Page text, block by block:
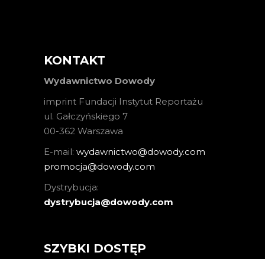
KONTAKT
Wydawnictwo Dowody
imprint Fundacji Instytut Reportażu
ul. Gałczyńskiego 7
00-362 Warszawa
E-mail: wydawnictwo@dowody.com
promocja@dowody.com
Dystrybucja:
dystrybucja@dowody.com
SZYBKI DOSTĘP